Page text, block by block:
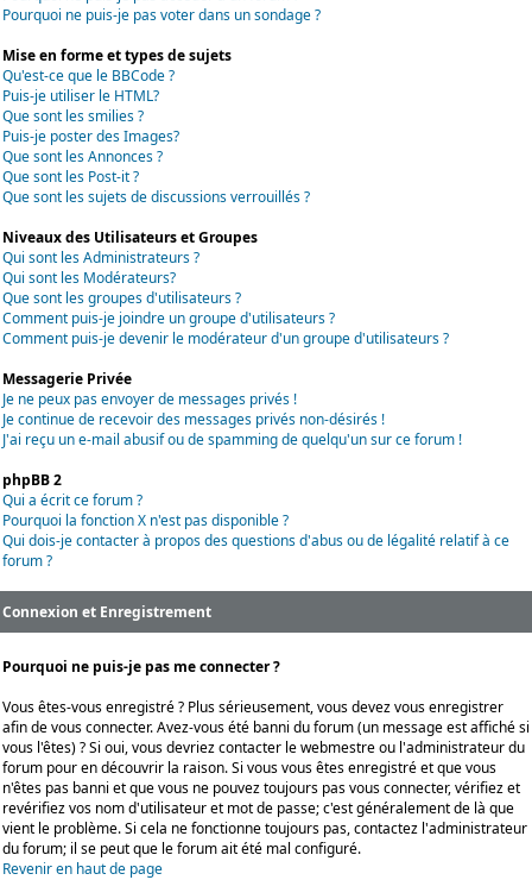
Pourquoi ne puis-je pas voter dans un sondage ?
Mise en forme et types de sujets
Qu'est-ce que le BBCode ?
Puis-je utiliser le HTML?
Que sont les smilies ?
Puis-je poster des Images?
Que sont les Annonces ?
Que sont les Post-it ?
Que sont les sujets de discussions verrouillés ?
Niveaux des Utilisateurs et Groupes
Qui sont les Administrateurs ?
Qui sont les Modérateurs?
Que sont les groupes d'utilisateurs ?
Comment puis-je joindre un groupe d'utilisateurs ?
Comment puis-je devenir le modérateur d'un groupe d'utilisateurs ?
Messagerie Privée
Je ne peux pas envoyer de messages privés !
Je continue de recevoir des messages privés non-désirés !
J'ai reçu un e-mail abusif ou de spamming de quelqu'un sur ce forum !
phpBB 2
Qui a écrit ce forum ?
Pourquoi la fonction X n'est pas disponible ?
Qui dois-je contacter à propos des questions d'abus ou de légalité relatif à ce
forum ?
Connexion et Enregistrement
Pourquoi ne puis-je pas me connecter ?
Vous êtes-vous enregistré ? Plus sérieusement, vous devez vous enregistrer
afin de vous connecter. Avez-vous été banni du forum (un message est affiché si
vous l'êtes) ? Si oui, vous devriez contacter le webmestre ou l'administrateur du
forum pour en découvrir la raison. Si vous vous êtes enregistré et que vous
n'êtes pas banni et que vous ne pouvez toujours pas vous connecter, vérifiez et
revérifiez vos nom d'utilisateur et mot de passe; c'est généralement de là que
vient le problème. Si cela ne fonctionne toujours pas, contactez l'administrateur
du forum; il se peut que le forum ait été mal configuré.
Revenir en haut de page